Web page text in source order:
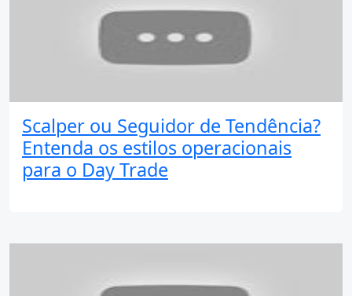
Scalper ou Seguidor de Tendência?
Entenda os estilos operacionais
para o Day Trade